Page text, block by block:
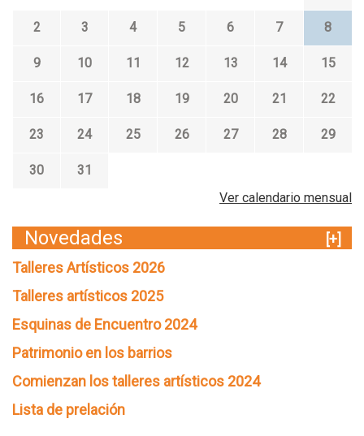
2 3 4 5 6 7 8
9 10 11 12 13 14 15
16 17 18 19 20 21 22
23 24 25 26 27 28 29
30
31
Ver calendario mensual
Novedades
[+]
Talleres Artísticos 2026
Talleres artísticos 2025
Esquinas de Encuentro 2024
Patrimonio en los barrios
Comienzan los talleres artísticos 2024
Lista de prelación